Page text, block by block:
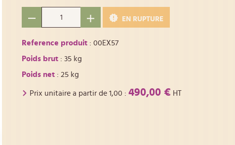
EN RUPTURE
Reference produit : 00EX57
Poids brut : 35 kg
Poids net : 25 kg
Prix unitaire a partir de 1,00 : 490,00 € HT